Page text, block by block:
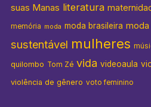
suas Manas literatura
memória moda moda brasileira moda
sustentável mulheres
quilombo Tom Zé vida videoaula
violência de gênero voto feminino